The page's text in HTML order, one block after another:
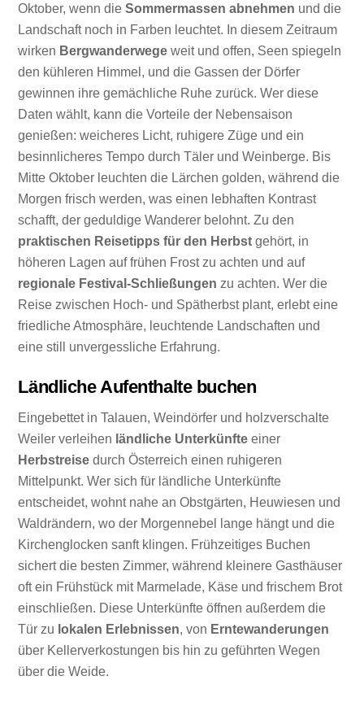
Oktober, wenn dieSommermassen abnehmen und die
Landschaft noch in Farben leuchtet. In diesem Zeitraum
wirken Bergwanderwege weit und offen, Seen spiegeln
den kühleren Himmel, und die Gassen der Dörfer
gewinnen ihre gemächliche Ruhe zurück. Wer diese
Daten wählt, kann die Vorteile der Nebensaison
genießen: weicheres Licht, ruhigere Züge und ein
besinnlicheres Tempo durch Täler und Weinberge. Bis
Mitte Oktober leuchten die Lärchen golden, während die
Morgen frisch werden, was einen lebhaften Kontrast
schafft, der geduldige Wanderer belohnt. Zu den
praktischen Reisetipps für den Herbst gehört, in
höheren Lagen auf frühen Frost zu achten und auf
regionale Festival-Schließungen zu achten. Wer die
Reise zwischen Hoch- und Spätherbst plant, erlebt eine
friedliche Atmosphäre, leuchtende Landschaften und
eine still unvergessliche Erfahrung.
Ländliche Aufenthalte buchen
Eingebettet in Talauen, Weindörfer und holzverschalte
Weiler verleihen ländliche Unterkünfte einer
Herbstreise durch Österreich einen ruhigeren
Mittelpunkt. Wer sich für ländliche Unterkünfte
entscheidet, wohnt nahe an Obstgärten, Heuwiesen und
Waldrändern, wo der Morgennebel lange hängt und die
Kirchenglocken sanft klingen. Frühzeitiges Buchen
sichert die besten Zimmer, während kleinere Gasthäuser
oft ein Frühstück mit Marmelade, Käse und frischem Brot
einschließen. Diese Unterkünfte öffnen außerdem die
Tür zu lokalen Erlebnissen, von Erntewanderungen
über Kellerverkostungen bis hin zu geführten Wegen
über die Weide.